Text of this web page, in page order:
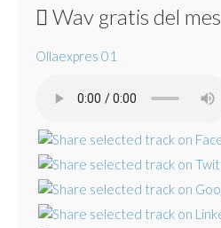
Wav gratis del mes
Ollaexpres 01